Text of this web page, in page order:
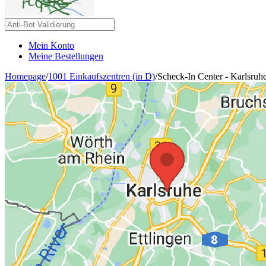
Mein Konto
Meine Bestellungen
Homepage/1001 Einkaufszentren (in D)/Scheck-In Center -